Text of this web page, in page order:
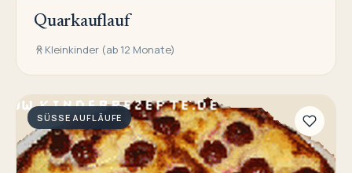
Quarkauflauf
Kleinkinder (ab 12 Monate)
SÜSSE AUFLÄUFE